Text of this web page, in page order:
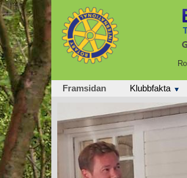
Framsidan Klubbfakta